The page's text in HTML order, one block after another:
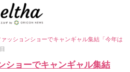
ッションショーでキャンギャル集結「今年は
ショーでキャンギャル集結